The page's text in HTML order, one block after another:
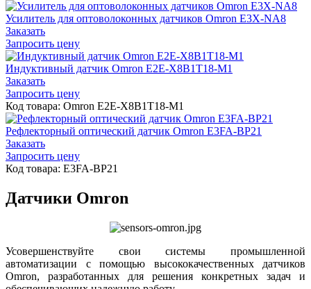
Усилитель для оптоволоконных датчиков Omron E3X-NA8
Заказать
Запросить цену
Индуктивный датчик Omron E2E-X8B1T18-M1
Заказать
Запросить цену
Код товара: Omron E2E-X8B1T18-M1
Рефлекторный оптический датчик Omron E3FA-BP21
Заказать
Запросить цену
Код товара: E3FA-BP21
Датчики Omron
Усовершенствуйте свои системы промышленной
автоматизации с помощью высококачественных датчиков
Omron, разработанных для решения конкретных задач и